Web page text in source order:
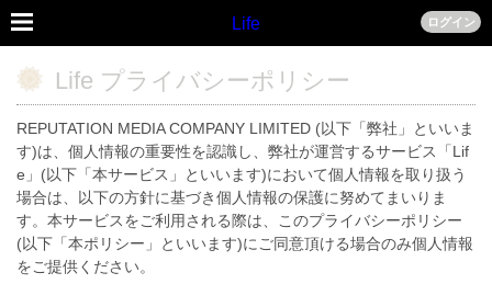
Life ログイン
Life プライバシーポリシー
REPUTATION MEDIA COMPANY LIMITED (以下「弊社」といいま
す)は、個人情報の重要性を認識し、弊社が運営するサービス「Lif
e」(以下「本サービス」といいます)において個人情報を取り扱う
場合は、以下の方針に基づき個人情報の保護に努めてまいりま
す。本サービスをご利用される際は、このプライバシーポリシー
(以下「本ポリシー」といいます)にご同意頂ける場合のみ個人情報
をご提供ください。